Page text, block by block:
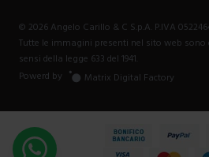
© 2026 Angelo Carillo & C S.p.A. P.IVA
Tutte le immagini presenti nel sito web sono
sensi della legge 633 del 1941.
Powerd by
Matrix Digital Factory